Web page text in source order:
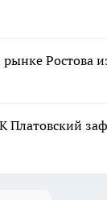
Ростова
Платовский